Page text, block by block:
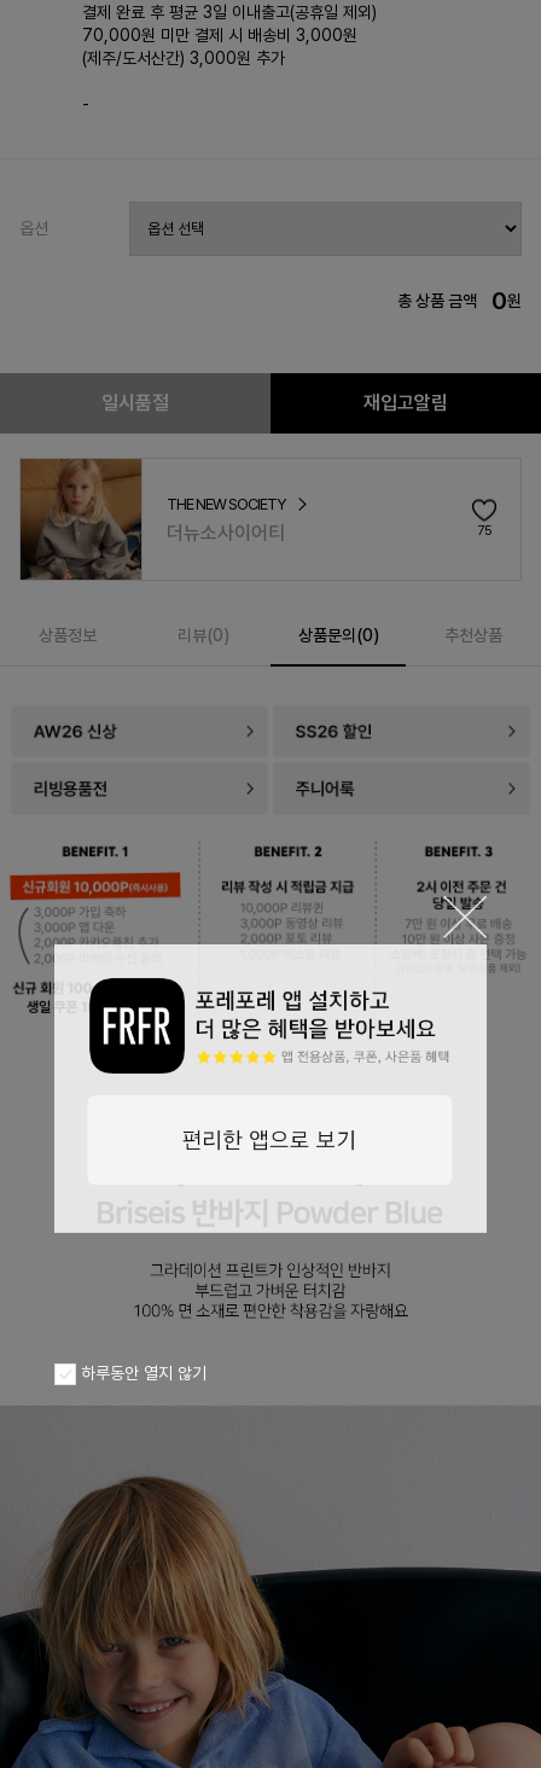
결제 완료 후 평균 3일 이내출고(공휴일 제외)
70,000원 미만 결제 시 배송비 3,000원
(제주/도서산간) 3,000원 추가
-
옵션
총 상품 금액 0원
일시품절 재입고알림
THE NEW SOCIETY
더뉴소사이어티 75
상품정보 리뷰(0) 상품문의(0) 추천상품
하루동안 열지 않기